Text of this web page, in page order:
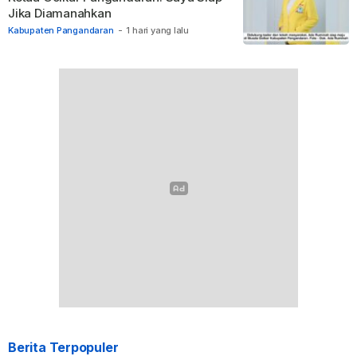
Kabupaten Pangandaran - 1 hari yang lalu
Jika Diamanahkan
Berita Terpopuler